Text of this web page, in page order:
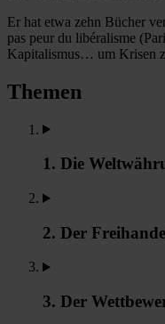
Er hat etwa zehn Bücher
pas peur du libéralisme
Kapitalismus… um Krisen
Themen
1. Die
2. Der
3. Der